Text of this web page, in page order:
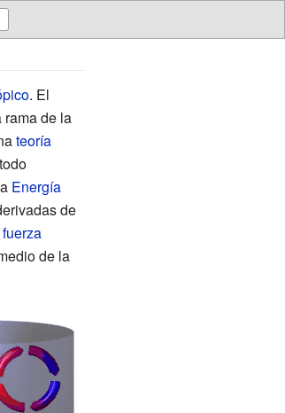
. El
rama de la
teoría
Energía
de
fuerza
de la